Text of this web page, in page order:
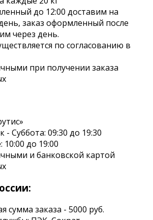
до 12:00 доставим на
заказ оформленный после
через день.
по согласованию в
при получении заказа
- Суббота: 09:30 до 19:30
10:00 до 19:00
и банковской картой
сумма заказа - 5000 руб.